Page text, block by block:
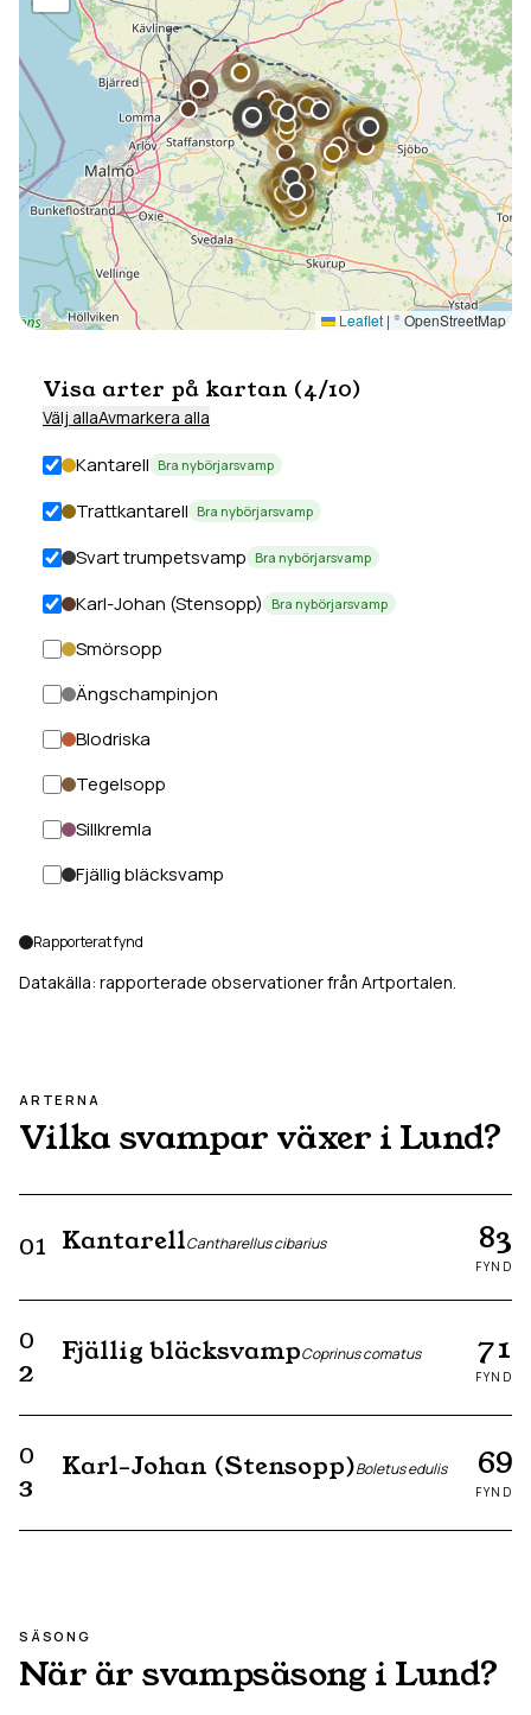
Leaflet | © OpenStreetMap
Visa arter på kartan (4/10)
Välj allaAvmarkera alla
Kantarell Bra nybörjarsvamp
Trattkantarell Bra nybörjarsvamp
Svart trumpetsvamp Bra nybörjarsvamp
Karl-Johan (Stensopp) Bra nybörjarsvamp
Smörsopp
Ängschampinjon
Blodriska
Tegelsopp
Sillkremla
Fjällig bläcksvamp
Rapporterat fynd
Datakälla: rapporterade observationer från Artportalen.
ARTERNA
Vilka svampar växer i Lund?
01 KantarellCantharellus cibarius 83
FYND
0
2
Fjällig bläcksvampCoprinus comatus 71
FYND
0
3
Karl-Johan (Stensopp)Boletus edulis 69
FYND
SÄSONG
När är svampsäsong i Lund?